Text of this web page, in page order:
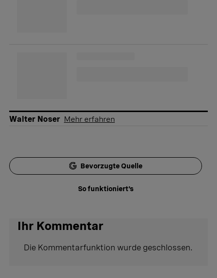
Walter Noser Mehr erfahren
Bevorzugte Quelle
So funktioniert's
Ihr Kommentar
Die Kommentarfunktion wurde geschlossen.